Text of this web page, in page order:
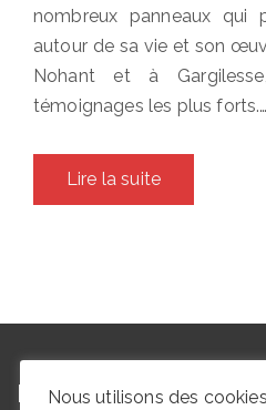
nombreux panneaux qui
autour de sa vie et son
Nohant et à
témoignages les plus forts.…
Lire la suite
L’autrice
Nous utilisons des cookies